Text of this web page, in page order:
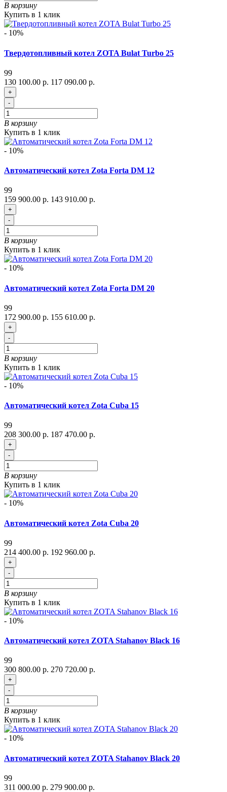
В корзину
Купить в 1 клик
- 10%
Твердотопливный котел ZOTA Bulat Turbo 25
99
130 100.00 р. 117 090.00 р.
+
-
В корзину
Купить в 1 клик
- 10%
Автоматический котел Zota Forta DM 12
99
159 900.00 р. 143 910.00 р.
+
-
В корзину
Купить в 1 клик
- 10%
Автоматический котел Zota Forta DM 20
99
172 900.00 р. 155 610.00 р.
+
-
В корзину
Купить в 1 клик
- 10%
Автоматический котел Zota Cuba 15
99
208 300.00 р. 187 470.00 р.
+
-
В корзину
Купить в 1 клик
- 10%
Автоматический котел Zota Cuba 20
99
214 400.00 р. 192 960.00 р.
+
-
В корзину
Купить в 1 клик
- 10%
Автоматический котел ZOTA Stahanov Black 16
99
300 800.00 р. 270 720.00 р.
+
-
В корзину
Купить в 1 клик
- 10%
Автоматический котел ZOTA Stahanov Black 20
99
311 000.00 р. 279 900.00 р.